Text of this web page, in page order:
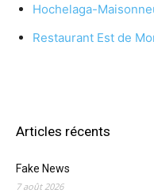
Hochelaga-
Restaurant Est de
Articles récents
Fake News
7 août 2026